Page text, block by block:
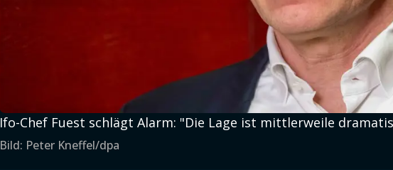
Ifo-Chef Fuest schlägt Alarm: "Die Lage ist mittlerweile
Bild: Peter Kneffel/dpa